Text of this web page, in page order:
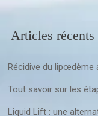
Articles récents
Récidive du lipœdème
Tout savoir sur les
Liquid Lift : une